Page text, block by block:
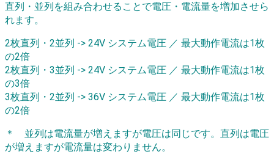
直列・並列を組み合わせることで電圧・電流量を増加させら
れます。
2枚直列・2並列 -> 24V システム電圧 ／ 最大動作電流は1枚
の2倍
2枚直列・3並列 -> 24V システム電圧 ／ 最大動作電流は1枚
の3倍
3枚直列・2並列 -> 36V システム電圧 ／ 最大動作電流は1枚
の2倍
＊ 並列は電流量が増えますが電圧は同じです。直列は電圧
が増えますが電流量は変わりません。